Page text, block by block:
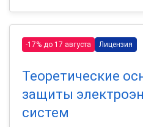
-17% до 17 августа Лицензия
Теоретические
защиты
систем